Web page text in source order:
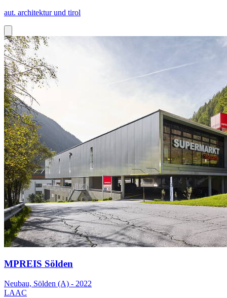
aut. architektur und tirol
MPREIS Sölden
Neubau, Sölden (A) - 2022
LAAC